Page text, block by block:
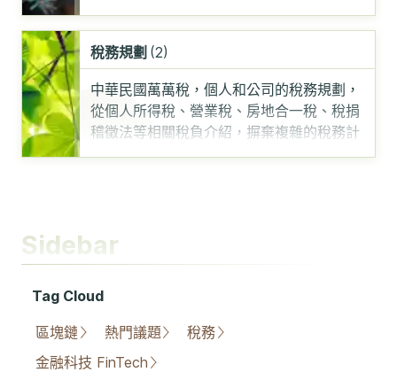
Sidebar
Tag Cloud
區塊鏈 熱門議題
稅務
金融科技 FinTech
機、娛樂法……
稅務規劃 (2)
中華民國萬萬稅，個人和公司的稅務規劃，
從個人所得稅、營業稅、房地合一稅、稅捐
稽徵法等相關稅負介紹，摒棄複雜的稅務計
算，盡量從原則性……